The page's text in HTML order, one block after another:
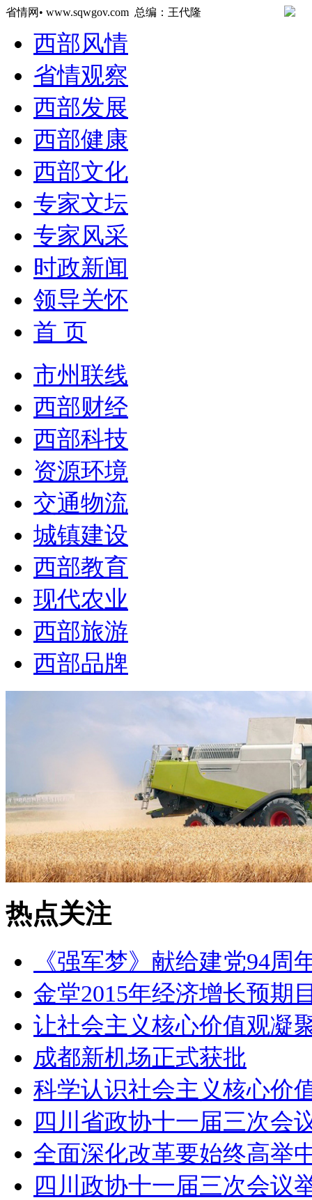
省情网• www.sqwgov.com 总编：王代隆
西部风情
省情观察
西部发展
西部健康
西部文化
专家文坛
专家风采
时政新闻
领导关怀
首 页
市州联线
西部财经
西部科技
资源环境
交通物流
城镇建设
西部教育
现代农业
西部旅游
西部品牌
热点关注
《强军梦》献给建党94周
金堂2015年经济增长预期
让社会主义核心价值观凝
成都新机场正式获批
科学认识社会主义核心价
四川省政协十一届三次会
全面深化改革要始终高举
四川政协十一届三次会议